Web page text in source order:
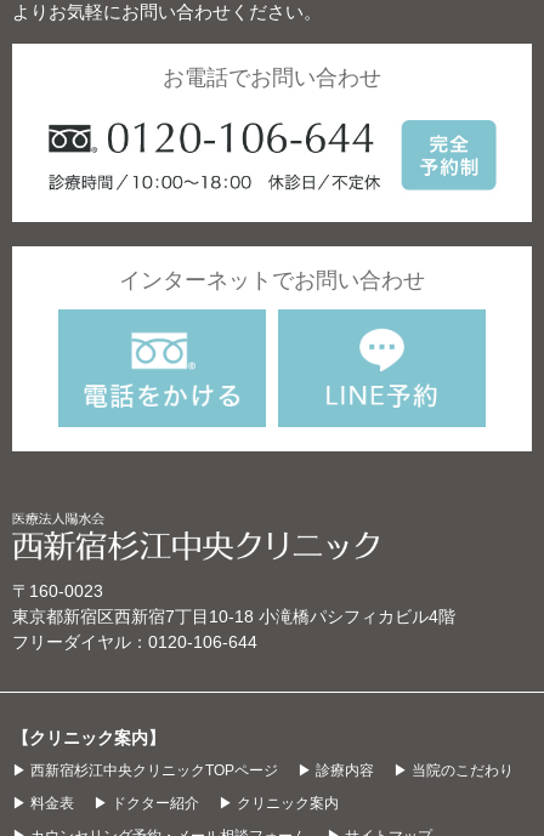
よりお気軽にお問い合わせください。
お電話でお問い合わせ
インターネットでお問い合わせ
〒160-0023
東京都新宿区西新宿7丁目10‐18 小滝橋パシフィカビル4階
フリーダイヤル： 0120-106-644
【クリニック案内】
▶ 西新宿杉江中央クリニックTOPページ ▶ 診療内容
▶ 当院のこだわり
▶ 料金表
▶ ドクター紹介
▶ クリニック案内